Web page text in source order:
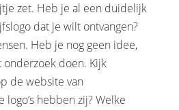
zet. Heb je al een duidelijk
dat je wilt ontvangen?
Heb je nog geen idee,
doen. Kijk
de website van
hebben zij? Welke